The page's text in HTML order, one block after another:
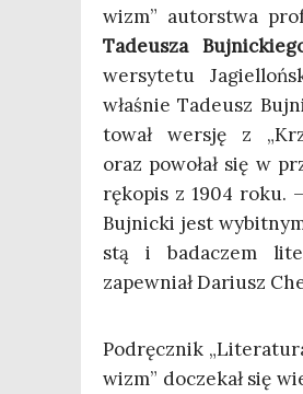
wizm” autor­stwa
Tade­usza
wer­sy­te­tu
wła­śnie Tade­usz
to­wał wer­sję z
oraz powo­łał się w
ręko­pis z 1904 roku.
Buj­nic­ki jest
stą i bada­czem
zapew­niał Dariusz
Pod­ręcz­nik
wizm” docze­kał się